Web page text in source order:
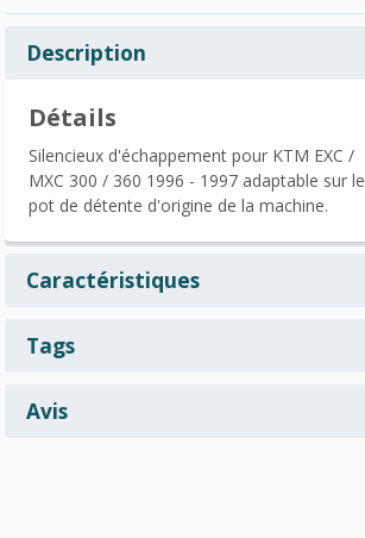
Description
Détails
Silencieux d'échappement pour KTM EXC /
MXC 300 / 360 1996 - 1997 adaptable sur le
pot de détente d'origine de la machine.
Caractéristiques
Tags
Avis